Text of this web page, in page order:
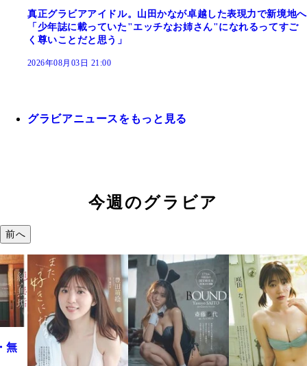
真正グラビアアイドル。山田かなが卓越した表現力で新境地へ
「少年誌に載っていた"エッチなお姉さん"になれるってすご
く尊いことだと思う」
2026年08月03日 21:00
グラビアニュースをもっと見る
今週のグラビア
前へ